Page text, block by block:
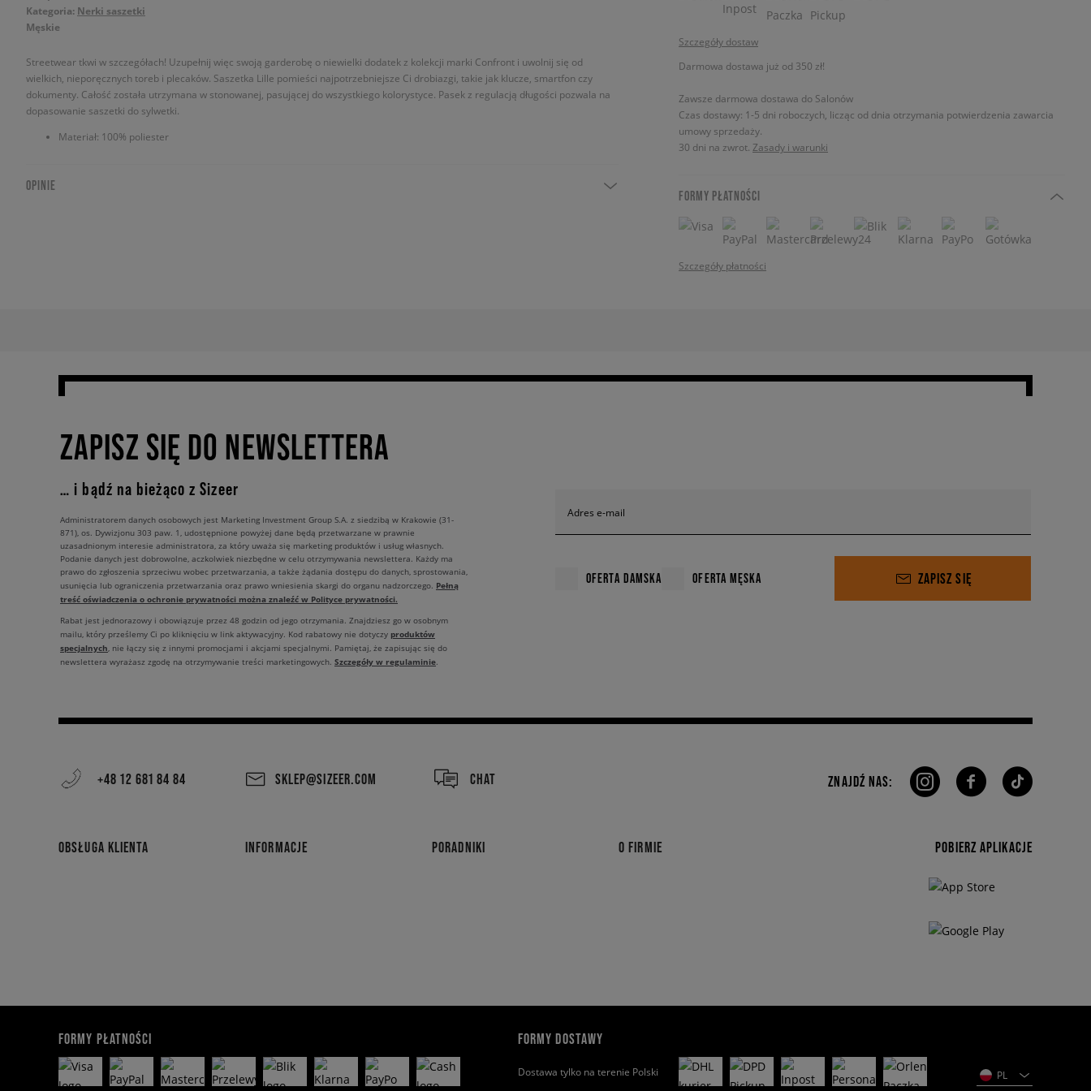
Kategoria: Nerki saszetki
Męskie
Streetwear tkwi w szczegółach! Uzupełnij więc swoją garderobę o niewielki dodatek z kolekcji marki Confront i uwolnij się od
wielkich, nieporęcznych toreb i plecaków. Saszetka Lille pomieści najpotrzebniejsze Ci drobiazgi, takie jak klucze, smartfon czy
dokumenty. Całość została utrzymana w stonowanej, pasującej do wszystkiego kolorystyce. Pasek z regulacją długości pozwala na
dopasowanie saszetki do sylwetki.
Materiał: 100% poliester
OPINIE
Szczegóły dostaw
Darmowa dostawa już od 350 zł!
Zawsze darmowa dostawa do Salonów
Czas dostawy: 1-5 dni roboczych, licząc od dnia otrzymania potwierdzenia zawarcia
umowy sprzedaży.
30 dni na zwrot. Zasady i warunki
FORMY PŁATNOŚCI
Szczegóły płatności
ZAPISZ SIĘ DO NEWSLETTERA
… i bądź na bieżąco z Sizeer
Adres e-mail
OFERTA DAMSKA OFERTA MĘSKA ZAPISZ SIĘ
Administratorem danych osobowych jest Marketing Investment Group S.A. z siedzibą w Krakowie (31-
871), os. Dywizjonu 303 paw. 1, udostępnione powyżej dane będą przetwarzane w prawnie
uzasadnionym interesie administratora, za który uważa się marketing produktów i usług własnych.
Podanie danych jest dobrowolne, aczkolwiek niezbędne w celu otrzymywania newslettera. Każdy ma
prawo do zgłoszenia sprzeciwu wobec przetwarzania, a także żądania dostępu do danych, sprostowania,
usunięcia lub ograniczenia przetwarzania oraz prawo wniesienia skargi do organu nadzorczego. Pełną
treść oświadczenia o ochronie prywatności można znaleźć w Polityce prywatności.
Rabat jest jednorazowy i obowiązuje przez 48 godzin od jego otrzymania. Znajdziesz go w osobnym
mailu, który prześlemy Ci po kliknięciu w link aktywacyjny. Kod rabatowy nie dotyczy produktów
specjalnych, nie łączy się z innymi promocjami i akcjami specjalnymi. Pamiętaj, że zapisując się do
newslettera wyrażasz zgodę na otrzymywanie treści marketingowych. Szczegóły w regulaminie.
+48 12 681 84 84 SKLEP@SIZEER.COM CHAT
OBSŁUGA KLIENTA INFORMACJE PORADNIKI O FIRMIE
ZNAJDŹ NAS:
POBIERZ APLIKACJE
FORMY PŁATNOŚCI FORMY DOSTAWY
Dostawa tylko na terenie Polski PL